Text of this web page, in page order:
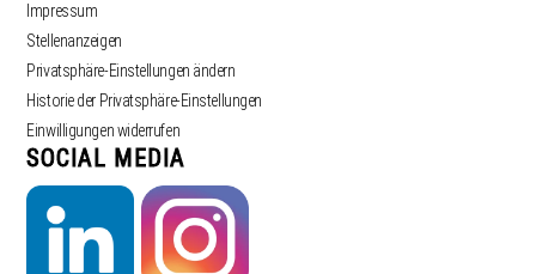
Impressum
Stellenanzeigen
Privatsphäre-Einstellungen ändern
Historie der Privatsphäre-Einstellungen
Einwilligungen widerrufen
SOCIAL MEDIA